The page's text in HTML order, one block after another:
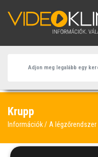
Krupp
Információk A